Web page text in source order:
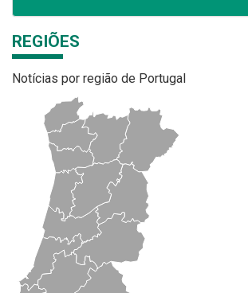
REGIÕES
Notícias por região de Portugal